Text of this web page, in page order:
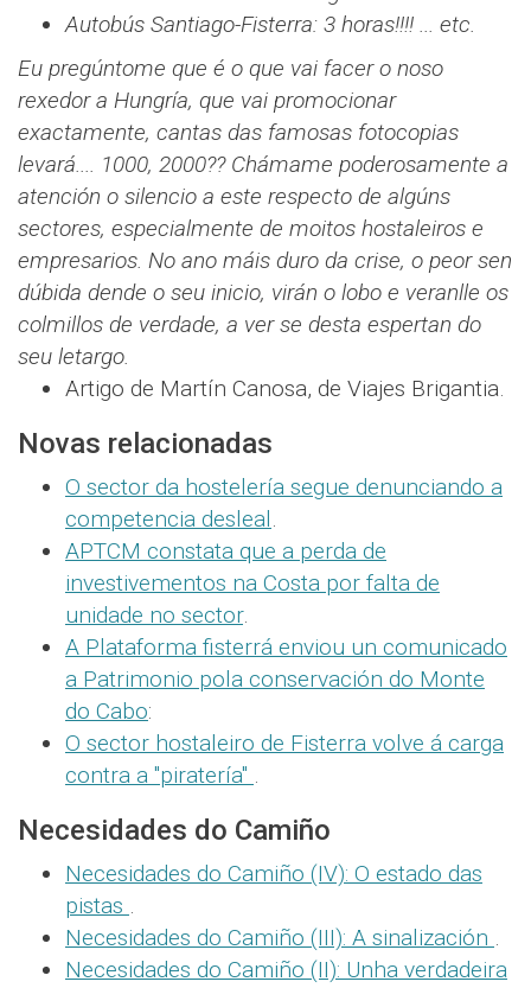
Autobús Santiago-Fisterra: 3 horas!!!! ... etc.
Eu pregúntome que é o que vai facer o noso
rexedor a Hungría, que vai promocionar
exactamente, cantas das famosas fotocopias
levará.... 1000, 2000?? Chámame poderosamente a
atención o silencio a este respecto de algúns
sectores, especialmente de moitos hostaleiros e
empresarios. No ano máis duro da crise, o peor sen
dúbida dende o seu inicio, virán o lobo e veranlle os
colmillos de verdade, a ver se desta espertan do
seu letargo.
Artigo de Martín Canosa, de Viajes Brigantia.
Novas relacionadas
O sector da hostelería segue denunciando a
competencia desleal.
APTCM constata que a perda de
investivementos na Costa por falta de
unidade no sector.
A Plataforma fisterrá enviou un comunicado
a Patrimonio pola conservación do Monte
do Cabo:
O sector hostaleiro de Fisterra volve á carga
contra a "piratería" .
Necesidades do Camiño
Necesidades do Camiño (IV): O estado das
pistas .
Necesidades do Camiño (III): A sinalización .
Necesidades do Camiño (II): Unha verdadeira